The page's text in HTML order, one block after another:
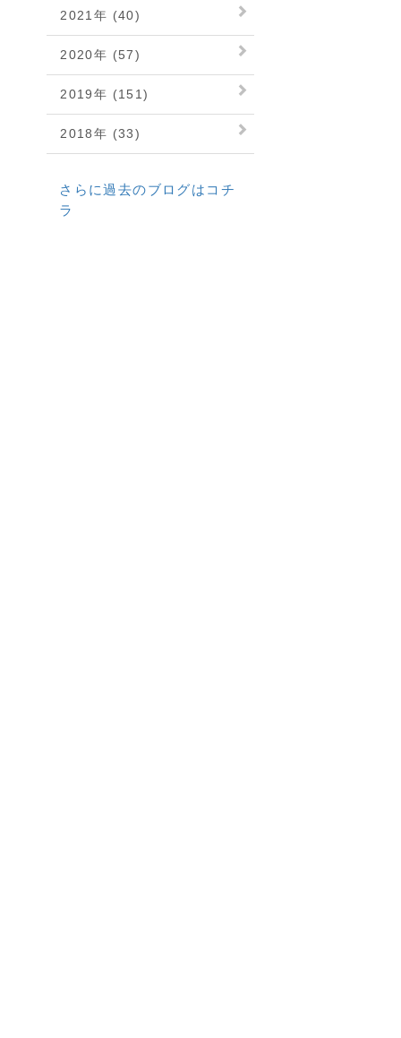
2021年 (40)
2020年 (57)
2019年 (151)
2018年 (33)
さらに過去のブログはコチ
ラ